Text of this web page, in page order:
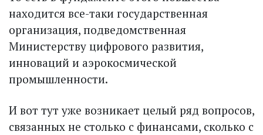
находится все-таки государственная
организация, подведомственная
Министерству цифрового развития,
инноваций и аэрокосмической
промышленности.
И вот тут уже возникает целый ряд вопросов,
связанных не столько с финансами, сколько с